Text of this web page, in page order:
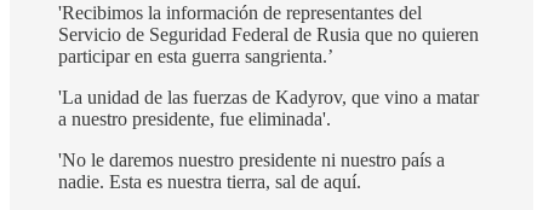
'Recibimos la información de representantes del
Servicio de Seguridad Federal de Rusia que no quieren
participar en esta guerra sangrienta.’
'La unidad de las fuerzas de Kadyrov, que vino a matar
a nuestro presidente, fue eliminada'.
'No le daremos nuestro presidente ni nuestro país a
nadie. Esta es nuestra tierra, sal de aquí.